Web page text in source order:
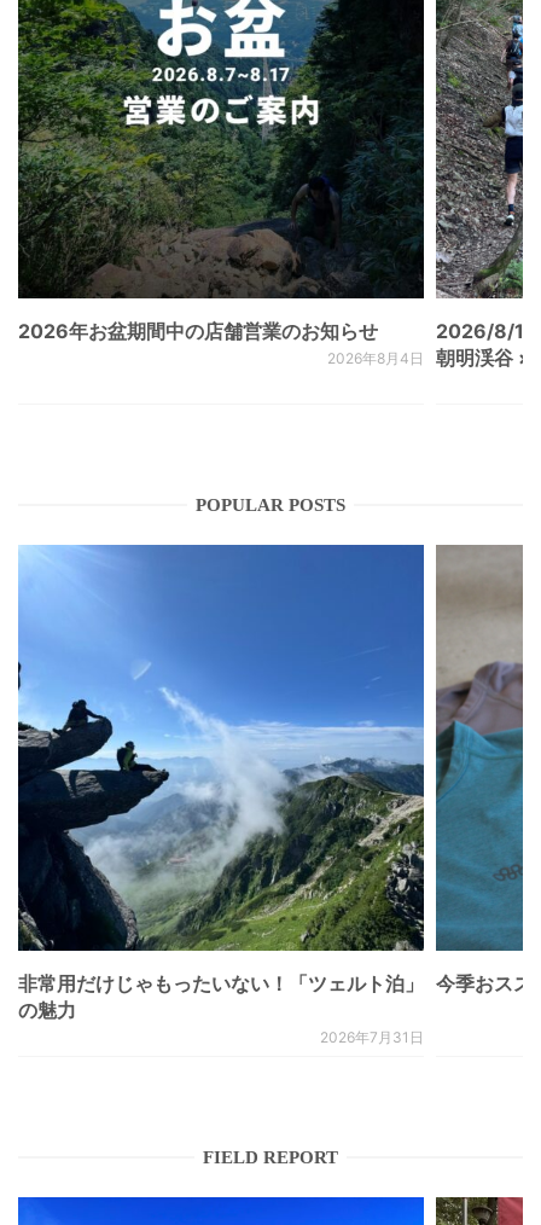
2026年お盆期間中の店舗営業のお知らせ
2026年8月4日
2026/8/
朝明渓谷 ×
POPULAR POSTS
非常用だけじゃもったいない！「ツェルト泊」
の魅力
2026年7月31日
今季おスス
FIELD REPORT